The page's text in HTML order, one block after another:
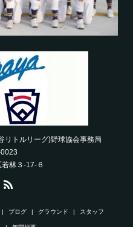
リトルリーグ)野球協会事務局
林３-17-６
ブログ グラウンド スタッフ